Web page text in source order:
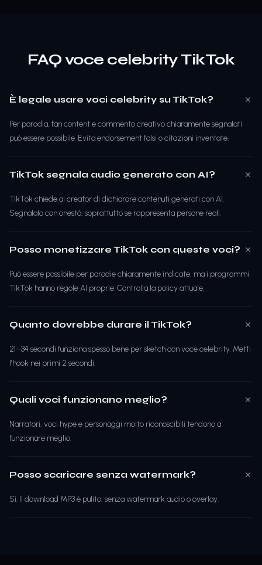
FAQ voce celebrity TikTok
È legale usare voci celebrity su TikTok?
Per parodia, fan content e commento creativo chiaramente segnalati
può essere possibile. Evita endorsement falsi o citazioni inventate.
TikTok segnala audio generato con AI?
TikTok chiede ai creator di dichiarare contenuti generati con AI.
Segnalalo con onestà, soprattutto se rappresenta persone reali.
Posso monetizzare TikTok con queste voci?
Può essere possibile per parodie chiaramente indicate, ma i programmi
TikTok hanno regole AI proprie. Controlla la policy attuale.
Quanto dovrebbe durare il TikTok?
21–34 secondi funziona spesso bene per sketch con voce celebrity. Metti
l’hook nei primi 2 secondi.
Quali voci funzionano meglio?
Narratori, voci hype e personaggi molto riconoscibili tendono a
funzionare meglio.
Posso scaricare senza watermark?
Sì. Il download MP3 è pulito, senza watermark audio o overlay.